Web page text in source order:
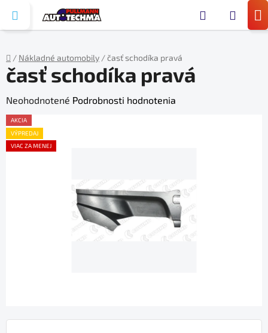
obsah
Domov
/ Nákladné automobily /časť schodíka pravá
časť schodíka pravá
Priemerné
hodnotenie
produktu
je
Neohodnotené Podrobnosti hodnotenia
AKCIA
VÝPREDAJ
VIAC ZA MENEJ